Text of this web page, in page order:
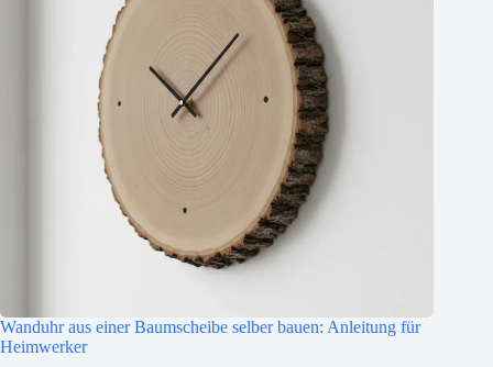
Wanduhr aus einer Baumscheibe selber bauen: Anleitung für
Heimwerker